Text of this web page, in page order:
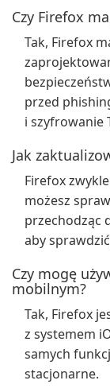
Czy Firefox
Tak, Firefox
przed
i szyfrowanie
Jak
Firefox
możesz
przechodząc
aby
Czy mogę
mobilnym?
Tak, Firefox
z systemem
samych
stacjonarne.